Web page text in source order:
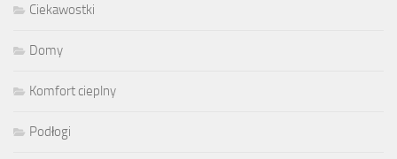
Ciekawostki
Domy
Komfort cieplny
Podłogi